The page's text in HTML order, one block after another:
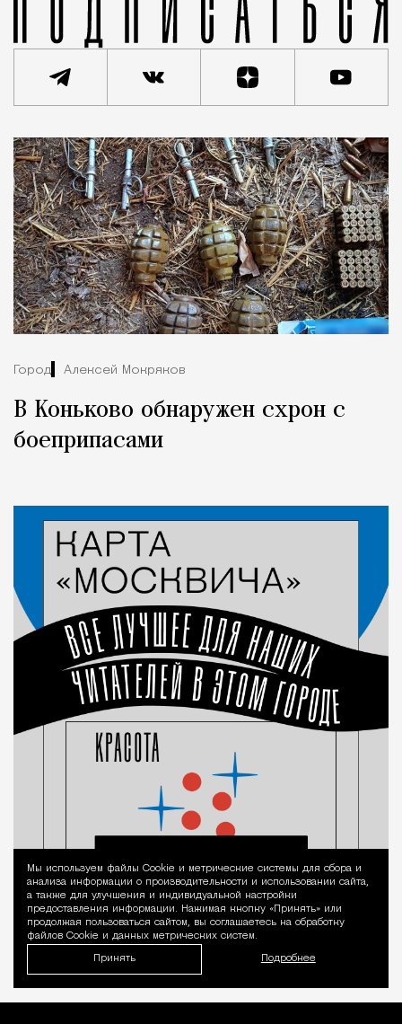
Город Алексей Мокряков
В Коньково обнаружен схрон с
боеприпасами
Уведомление
Мы используем файлы Сookie и метрические системы для сбора и
анализа информации о производительности и использовании сайта,
а также для улучшения и индивидуальной настройки
предоставления информации. Нажимая кнопку «Принять» или
продолжая пользоваться сайтом, вы соглашаетесь на обработку
файлов Cookie и данных метрических систем.
Принять Подробнее